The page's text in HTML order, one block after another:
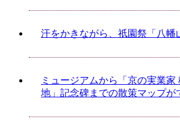
汗をかきながら、祇園祭「八幡
ミュージアムから「京の実業家
地」記念碑までの散策マップが